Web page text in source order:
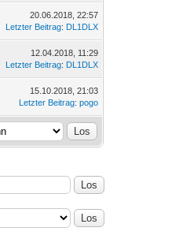
20.06.2018, 22:57
Letzter Beitrag: DL1DLX
12.04.2018, 11:29
Letzter Beitrag: DL1DLX
15.10.2018, 21:03
Letzter Beitrag:pogo